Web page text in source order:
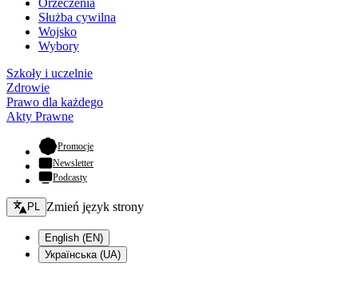
Orzeczenia
Służba cywilna
Wojsko
Wybory
Szkoły i uczelnie
Zdrowie
Prawo dla każdego
Akty Prawne
Promocje- otwiera się w nowej karcie
Newsletter
Podcasty
Zmień język - bieżący:
PL Zmień język strony
English (EN)
Українська (UA)